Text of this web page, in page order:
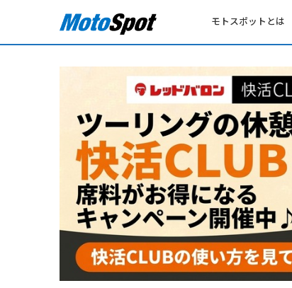
モトスポットとは